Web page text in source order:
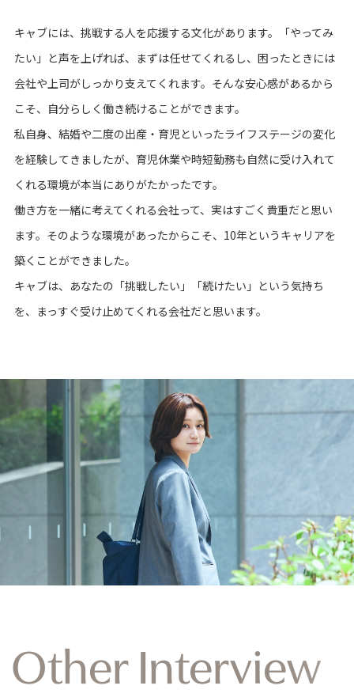
キャブには、挑戦する人を応援する文化があります。「やってみ
たい」と声を上げれば、まずは任せてくれるし、困ったときには
会社や上司がしっかり支えてくれます。そんな安心感があるから
こそ、自分らしく働き続けることができます。
私自身、結婚や二度の出産・育児といったライフステージの変化
を経験してきましたが、育児休業や時短勤務も自然に受け入れて
くれる環境が本当にありがたかったです。
働き方を一緒に考えてくれる会社って、実はすごく貴重だと思い
ます。そのような環境があったからこそ、10年というキャリアを
築くことができました。
キャブは、あなたの「挑戦したい」「続けたい」という気持ち
を、まっすぐ受け止めてくれる会社だと思います。
Other Interview